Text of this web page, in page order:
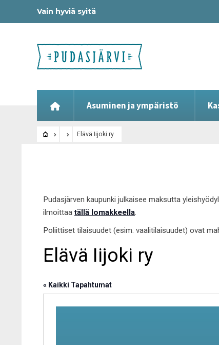
Vain hyviä syitä
Asuminen ja ympäristö
Elävä Iijoki ry
Pudasjärven kaupunki julkaisee maksutta
ilmoittaatällä lomakkeella.
Poliittiset tilaisuudet (esim. vaalitilaisuudet) ovat
Elävä Iijoki ry
« Kaikki Tapahtumat